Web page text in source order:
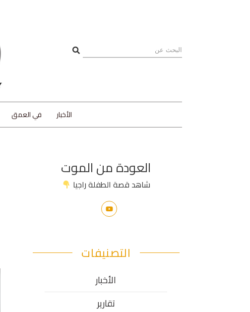
الأخبار في العمق
العودة من الموت
شاهد قصة الطفلة راجيا
التصنيفات
الأخبار
تقارير